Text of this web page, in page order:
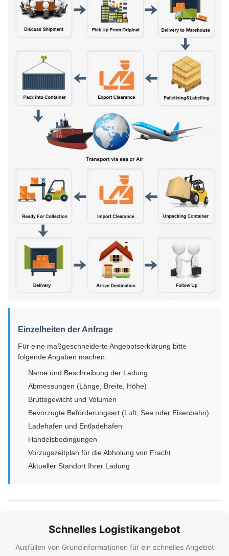
Einzelheiten der Anfrage
Für eine maßgeschneiderte Angebotserklärung bitte
folgende Angaben machen:
Name und Beschreibung der Ladung
Abmessungen (Länge, Breite, Höhe)
Bruttogewicht und Volumen
Bevorzugte Beförderungsart (Luft, See oder Eisenbahn)
Ladehafen und Entladehafen
Handelsbedingungen
Vorzugszeitplan für die Abholung von Fracht
Aktueller Standort Ihrer Ladung
Schnelles Logistikangebot
Ausfüllen von Grundinformationen für ein schnelles Angebot